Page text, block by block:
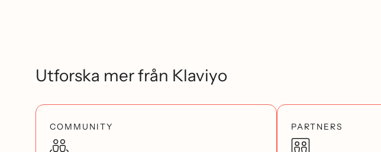
Utforska mer från Klaviyo
COMMUNITY PARTNERS